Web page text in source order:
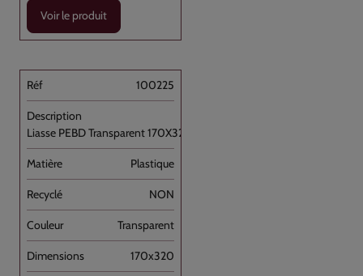
Voir le produit
100225
Liasse PEBD Transparent 170X320+P [...]
Plastique
NON
Transparent
170x320